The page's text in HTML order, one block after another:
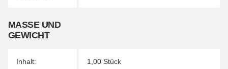
MASSE UND G
EWICHT
Inhalt: 1,00 Stück